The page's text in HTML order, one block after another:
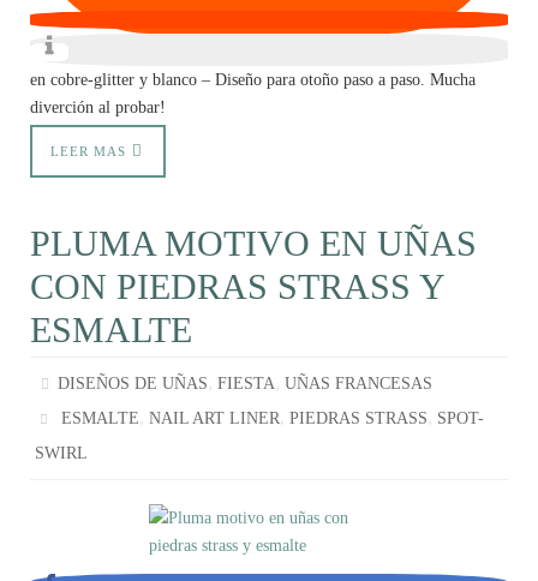
en cobre-glitter y blanco – Diseño para otoño paso a paso. Mucha
diverción al probar!
LEER MAS
PLUMA MOTIVO EN UÑAS
CON PIEDRAS STRASS Y
ESMALTE
DISEÑOS DE UÑAS,FIESTA,UÑAS FRANCESAS
ESMALTE,NAIL ART LINER,PIEDRAS STRASS, SPOT-
SWIRL